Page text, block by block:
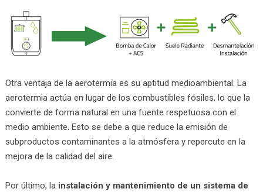
Otra ventaja de la aerotermia es su aptitud medioambiental. La
aerotermia actúa en lugar de los combustibles fósiles, lo que la
convierte de forma natural en una fuente respetuosa con el
medio ambiente. Esto se debe a que reduce la emisión de
subproductos contaminantes a la atmósfera y repercute en la
mejora de la calidad del aire.
Por último, la instalación y mantenimiento de un sistema de